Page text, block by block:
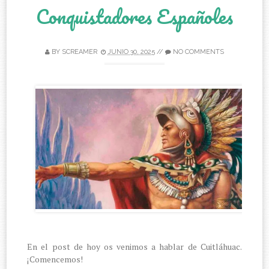
Conquistadores Españoles
BY SCREAMER JUNIO 30, 2025 // NO COMMENTS
En el post de hoy os venimos a hablar de Cuitláhuac.
¡Comencemos!